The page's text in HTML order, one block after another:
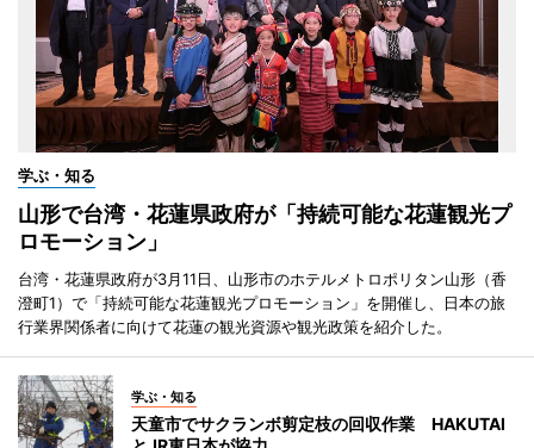
学ぶ・知る
山形で台湾・花蓮県政府が「持続可能な花蓮観光プ
ロモーション」
台湾・花蓮県政府が3月11日、山形市のホテルメトロポリタン山形（香
澄町1）で「持続可能な花蓮観光プロモーション」を開催し、日本の旅
行業界関係者に向けて花蓮の観光資源や観光政策を紹介した。
学ぶ・知る
天童市でサクランボ剪定枝の回収作業 HAKUTAI